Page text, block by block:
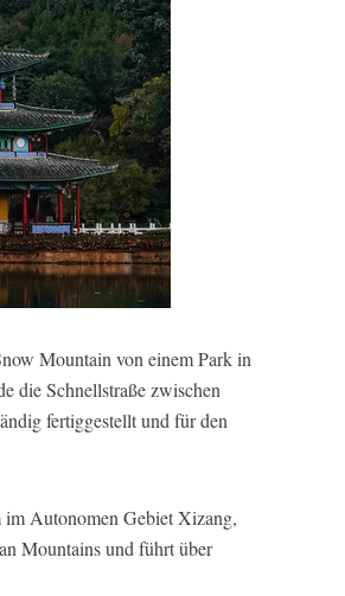
Mountain von einem Park in
die Schnellstraße zwischen
fertiggestellt und für den
Autonomen Gebiet Xizang,
Mountains und führt über